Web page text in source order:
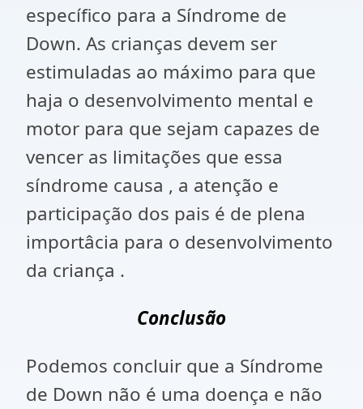
específico para a Síndrome de
Down. As crianças devem ser
estimuladas ao máximo para que
haja o desenvolvimento mental e
motor para que sejam capazes de
vencer as limitações que essa
síndrome causa , a atenção e
participação dos pais é de plena
importâcia para o desenvolvimento
da criança .
Conclusão
Podemos concluir que a Síndrome
de Down não é uma doença e não